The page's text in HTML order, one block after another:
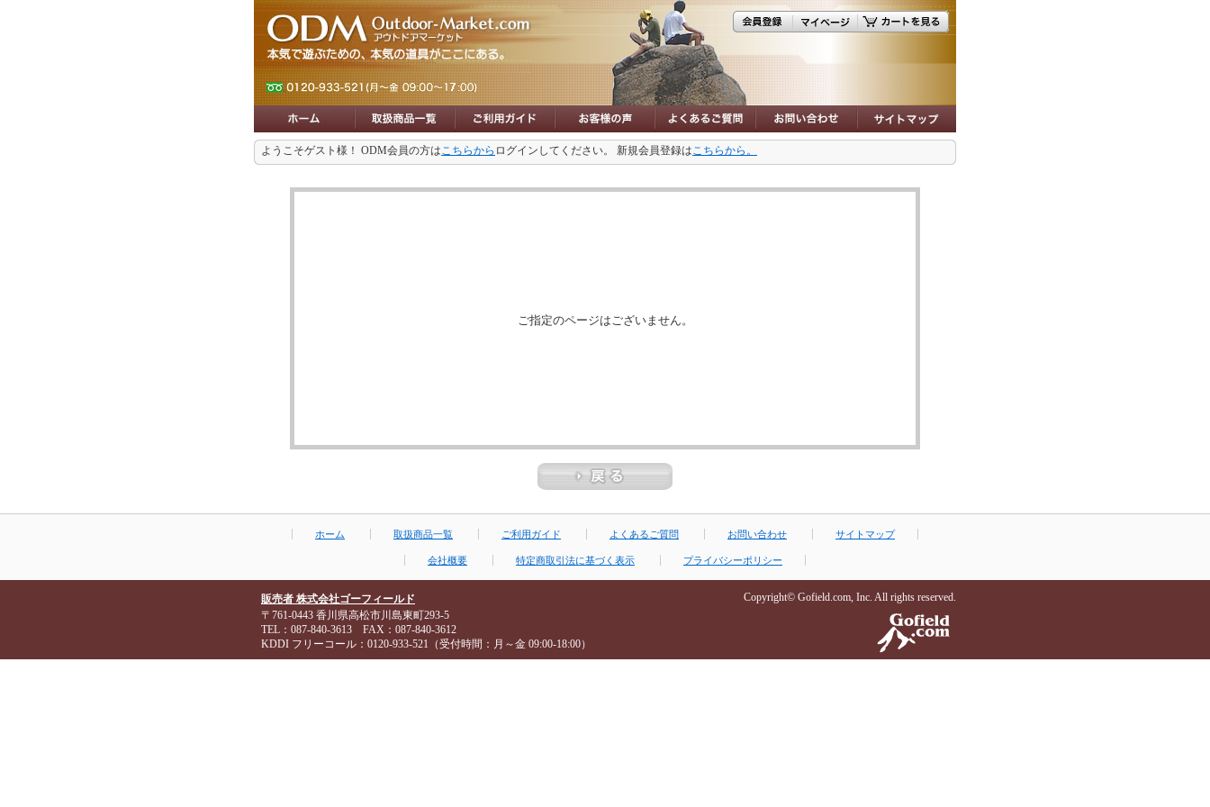
ようこそゲスト様！ ODM会員の方はこちらから ログインしてください。 新規会員登録はこちらから。
ご指定のページはございません。
ホーム 取扱商品一覧 ご利用ガイド よくあるご質問 お問い合わせ サイトマップ
会社概要 特定商取引法に基づく表示 プライバシーポリシー
販売者 株式会社ゴーフィールド
〒761-0443 香川県高松市川島東町293-5
TEL：087-840-3613 FAX：087-840-3612
KDDI フリーコール：0120-933-521（受付時間：月～金 09:00-18:00）
Copyright© Gofield.com, Inc. All rights reserved.